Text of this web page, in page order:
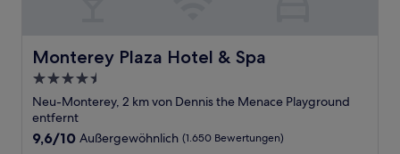
Monterey Plaza Hotel & Spa
Monterey Plaza Hotel & Spa
4.5-
Sterne-
Unterkunft
Neu-Monterey, 2 km von Dennis the Menace Playground
entfernt
9.6
9,6/10 Außergewöhnlich (1.650 Bewertungen)